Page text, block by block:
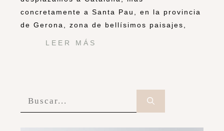
concretamente a Santa Pau, en la provincia
de Gerona, zona de bellísimos paisajes,
LEER MÁS